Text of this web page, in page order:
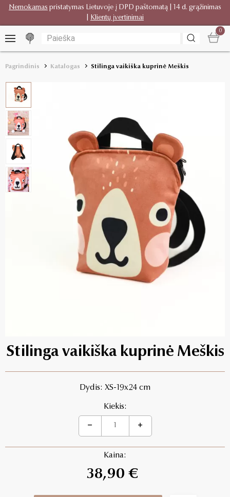
Nemokamas pristatymas Lietuvoje į DPD paštomatą | 14 d. grąžinimas
Klientų įvertinimai
0
Pagrindinis Katalogas Stilinga vaikiška kuprinė Meškis
Stilinga vaikiška kuprinė Meškis
Dydis: XS-19x24 cm
Kiekis:
Kaina:
38,90 €